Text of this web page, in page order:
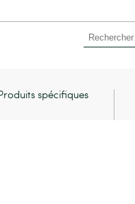
Rechercher :
spécifiques